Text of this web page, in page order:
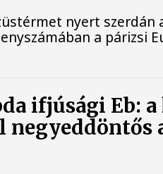
nyert szerdán
a párizsi
ifjúsági Eb:
negyeddöntős